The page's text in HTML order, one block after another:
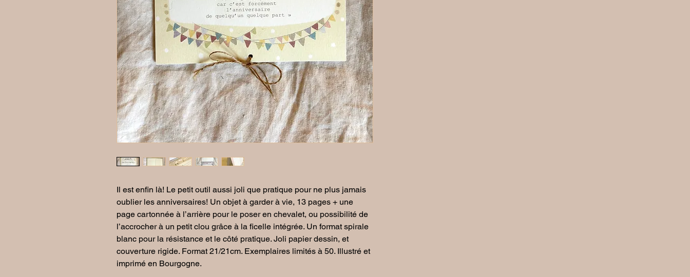
Il est enfin là! Le petit outil aussi joli que pratique pour ne plus jamais
oublier les anniversaires! Un objet à garder à vie, 13 pages + une
page cartonnée à l’arrière pour le poser en chevalet, ou possibilité de
l’accrocher à un petit clou grâce à la ficelle intégrée. Un format spirale
blanc pour la résistance et le côté pratique. Joli papier dessin, et
couverture rigide. Format 21/21cm. Exemplaires limités à 50. Illustré et
imprimé en Bourgogne.